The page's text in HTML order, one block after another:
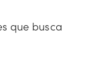
que busca